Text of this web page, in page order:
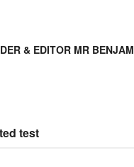
& EDITOR MR
test